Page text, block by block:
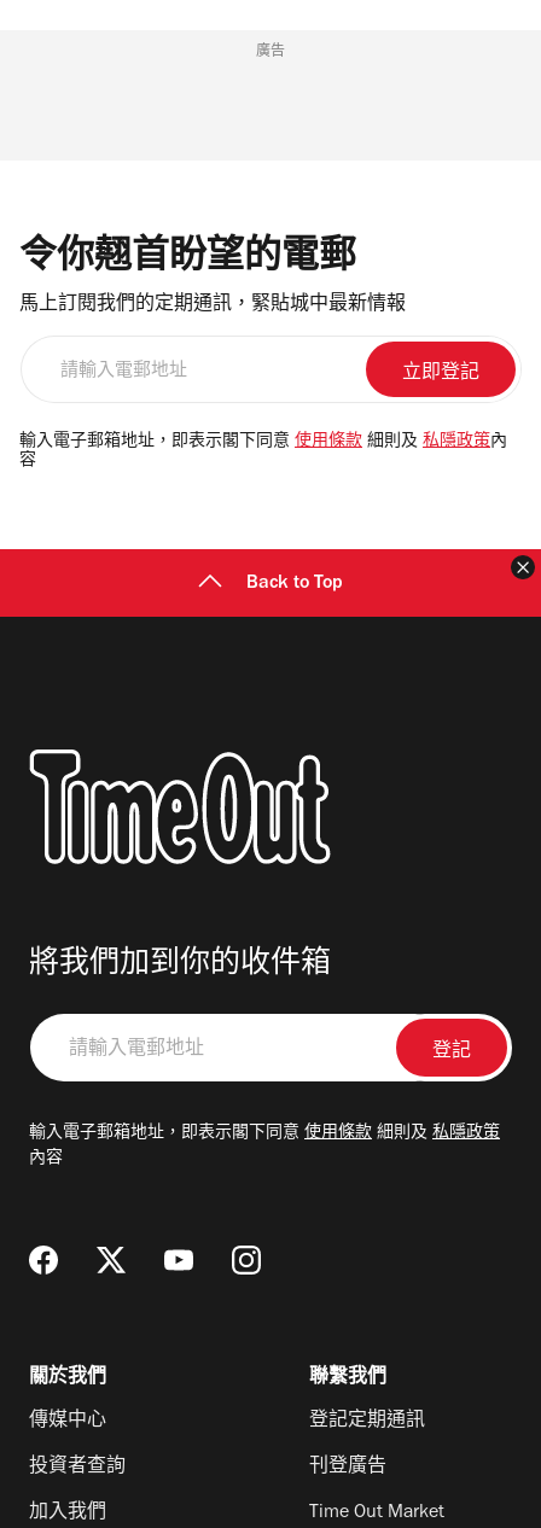
廣告
令你翹首盼望的電郵
馬上訂閱我們的定期通訊，緊貼城中最新情報
電
郵
輸入電子郵箱地址，即表示閣下同意 使用條款 細則及 私隱政策 內
容
Back to Top
將我們加到你的收件箱
請
輸
郵
輸入電子郵箱地址，即表示閣下同意 使用條款 細則及 私隱政策
內容
關於我們
傳媒中心
投資者查詢
加入我們
聯繫我們
登記定期通訊
刊登廣告
Time Out Market